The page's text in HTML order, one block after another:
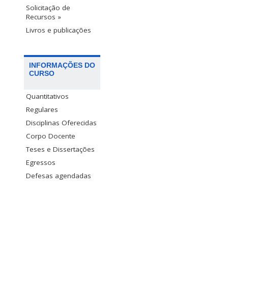
Solicitação de
Recursos »
Livros e publicações
INFORMAÇÕES DO
CURSO
Quantitativos
Regulares
Disciplinas Oferecidas
Corpo Docente
Teses e Dissertações
Egressos
Defesas agendadas